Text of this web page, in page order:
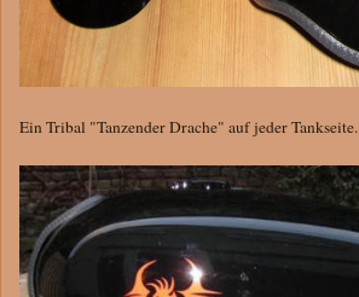
Ein Tribal "Tanzender Drache" auf jeder Tankseite.